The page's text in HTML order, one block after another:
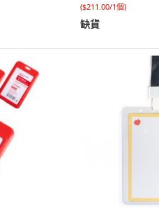
($211.00/1個)
缺貨